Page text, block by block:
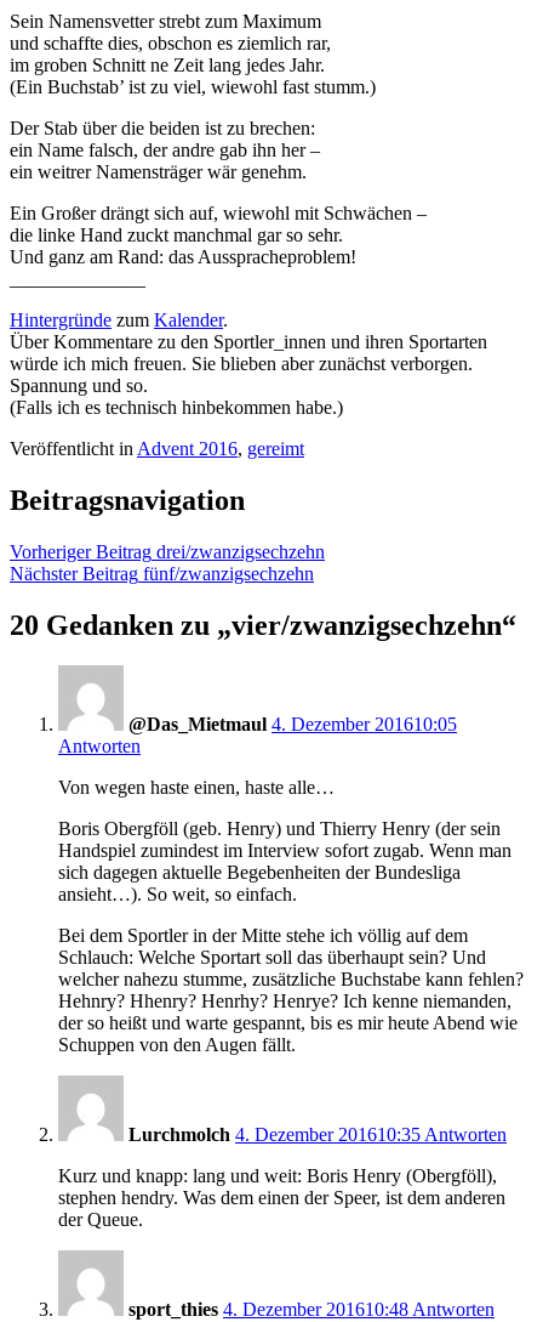
Sein Namensvetter strebt zum Maximum
und schaffte dies, obschon es ziemlich rar,
im groben Schnitt ne Zeit lang jedes Jahr.
(Ein Buchstab’ ist zu viel, wiewohl fast stumm.)
Der Stab über die beiden ist zu brechen:
ein Name falsch, der andre gab ihn her –
ein weitrer Namensträger wär genehm.
Ein Großer drängt sich auf, wiewohl mit Schwächen –
die linke Hand zuckt manchmal gar so sehr.
Und ganz am Rand: das Ausspracheproblem!
Hintergründe zum Kalender.
Über Kommentare zu den Sportler_innen und ihren Sportarten
würde ich mich freuen. Sie blieben aber zunächst verborgen.
Spannung und so.
(Falls ich es technisch hinbekommen habe.)
Veröffentlicht in Advent 2016, gereimt
Beitragsnavigation
Vorheriger Beitrag drei/zwanzigsechzehn
Nächster Beitrag fünf/zwanzigsechzehn
20 Gedanken zu „vier/zwanzigsechzehn“
@Das_Mietmaul 4. Dezember 201610:05
Antworten
Von wegen haste einen, haste alle…
Boris Obergföll (geb. Henry) und Thierry Henry (der sein
Handspiel zumindest im Interview sofort zugab. Wenn man
sich dagegen aktuelle Begebenheiten der Bundesliga
ansieht…). So weit, so einfach.
Bei dem Sportler in der Mitte stehe ich völlig auf dem
Schlauch: Welche Sportart soll das überhaupt sein? Und
welcher nahezu stumme, zusätzliche Buchstabe kann fehlen?
Hehnry? Hhenry? Henrhy? Henrye? Ich kenne niemanden,
der so heißt und warte gespannt, bis es mir heute Abend wie
Schuppen von den Augen fällt.
Lurchmolch 4. Dezember 201610:35Antworten
Kurz und knapp: lang und weit: Boris Henry (Obergföll),
stephen hendry. Was dem einen der Speer, ist dem anderen
der Queue.
sport_thies 4. Dezember 201610:48Antworten